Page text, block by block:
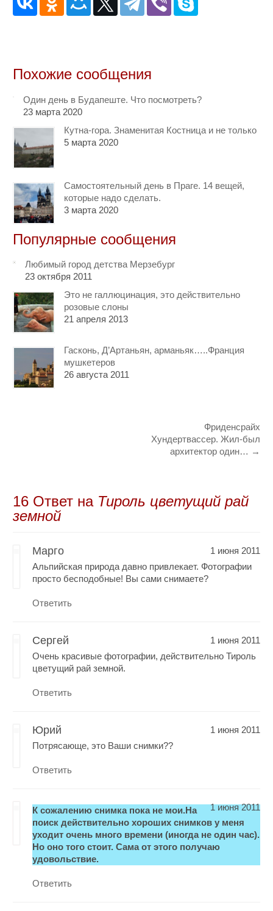
Похожие сообщения
Один день в Будапеште. Что посмотреть?
23 марта 2020
Кутна-гора. Знаменитая Костница и не только
5 марта 2020
Самостоятельный день в Праге. 14 вещей,
которые надо сделать.
3 марта 2020
Популярные сообщения
Любимый город детства Мерзебург
23 октября 2011
Это не галлюцинация, это действительно
розовые слоны
21 апреля 2013
Гасконь, Д’Артаньян, арманьяк…..Франция
мушкетеров
26 августа 2011
Фриденсрайх
Хундертвассер. Жил-был
архитектор один… →
16 Oтвет на Тироль цветущий рай
земной
Марго
1 июня 2011
Альпийская природа давно привлекает. Фотографии
просто бесподобные! Вы сами снимаете?
Ответить
Сергей
1 июня 2011
Очень красивые фотографии, действительно Тироль
цветущий рай земной.
Ответить
Юрий
1 июня 2011
Потрясающе, это Ваши снимки??
Ответить
1 июня 2011
К сожалению снимка пока не мои.На
поиск действительно хороших снимков у меня
уходит очень много времени (иногда не один час).
Но оно того стоит. Сама от этого получаю
удовольствие.
Ответить